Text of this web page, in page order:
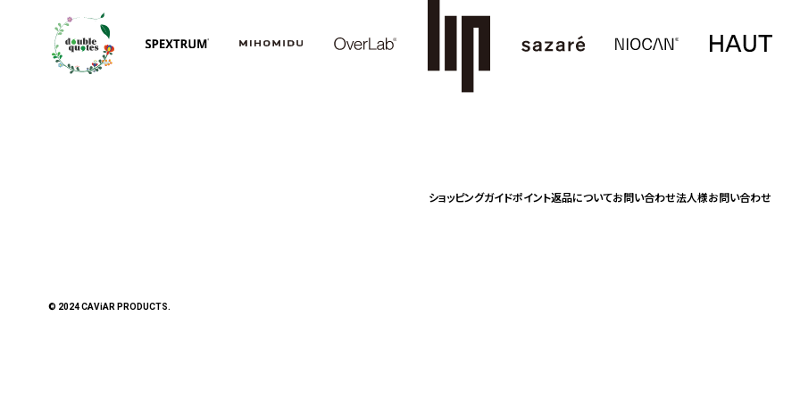
ショッピングガイドポイント返品についてお問い合わせ法人様お問い合わせ
© 2024 CAViAR PRODUCTS.